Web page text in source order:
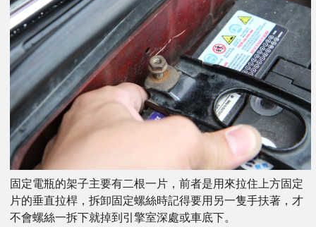
固定電瓶的架子主要有二根一片，前者是用來拉住上方固定
片的垂直拉桿，拆卸固定螺絲時記得要用另一隻手扶著，才
不會螺絲一拆下就掉到引擎室深處或車底下。